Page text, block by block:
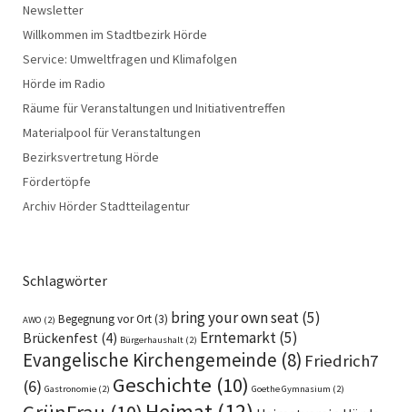
Newsletter
Willkommen im Stadtbezirk Hörde
Service: Umweltfragen und Klimafolgen
Hörde im Radio
Räume für Veranstaltungen und Initiativentreffen
Materialpool für Veranstaltungen
Bezirksvertretung Hörde
Fördertöpfe
Archiv Hörder Stadtteilagentur
Schlagwörter
AWO (2) Begegnung vor Ort(3) bring your own seat(5)
Brückenfest (4) Bürgerhaushalt (2) Erntemarkt(5)
Evangelische Kirchengemeinde (8) Friedrich7
(6) Gastronomie (2) Geschichte (10) Goethe Gymnasium (2)